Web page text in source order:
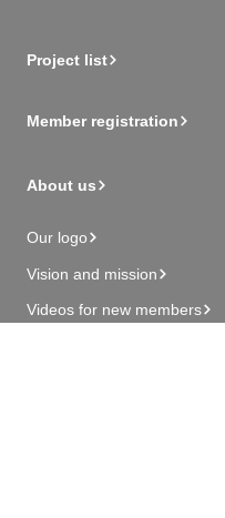
Project list
Member registration
About us
Our logo
Vision and mission
Videos for new members